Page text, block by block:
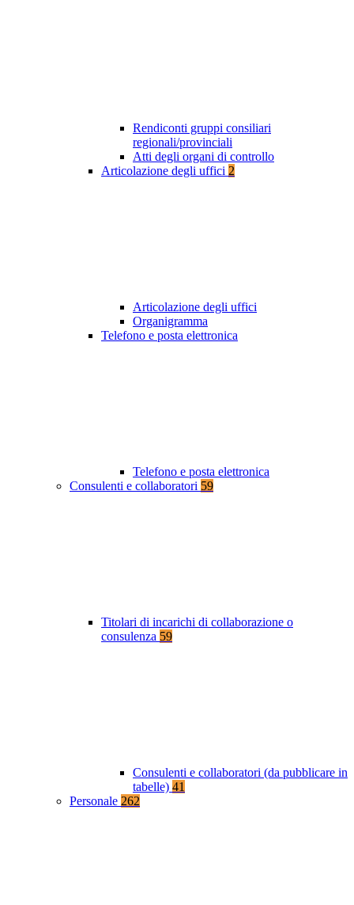
Rendiconti gruppi consiliari
regionali/provinciali
Atti degli organi di controllo
Articolazione degli uffici 2
Articolazione degli uffici
Organigramma
Telefono e posta elettronica
Telefono e posta elettronica
Consulenti e collaboratori 59
Titolari di incarichi di collaborazione o
consulenza 59
Consulenti e collaboratori (da pubblicare in
tabelle) 41
Personale 262